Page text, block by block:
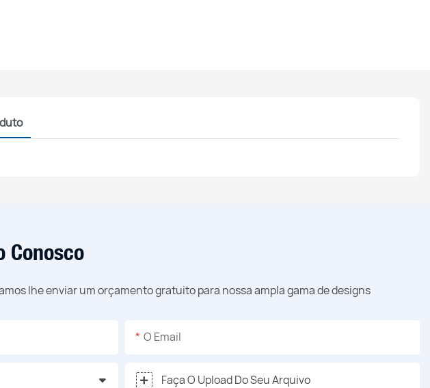
Conosco
lhe enviar um orçamento gratuito para nossa ampla gama de designs
O Email
Faça O Upload Do Seu Arquivo